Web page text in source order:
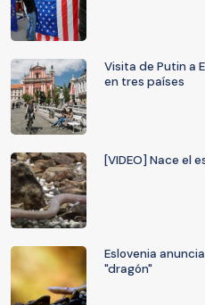
Visita de Putin a
en tres países
[VIDEO] Nace el
Eslovenia
"dragón"